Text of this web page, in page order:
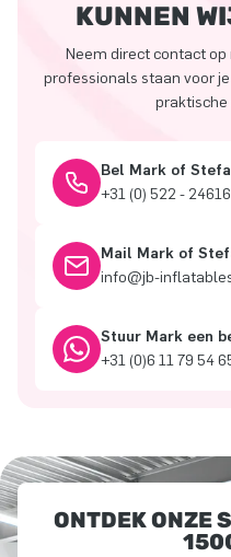
KUNNEN
Neem direct contact
professionals staan voor
praktische
Bel Mark of
+31 (0) 522 -
Mail Mark of
info@jb-
Stuur Mark een
+31 (0)6 11 79 54
ONTDEK ONZE